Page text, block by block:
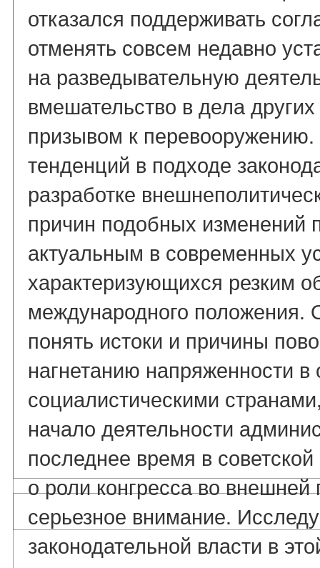
отказался поддерживать
отменять совсем недавно
на разведывательную
вмешательство в дела
призывом к перевооружению.
тенденций в подходе
разработке
причин подобных изменений
актуальным в современных
характеризующихся резким
международного
понять истоки и причины
нагнетанию напряженности
социалистическими
начало деятельности
последнее время в
о роли конгресса во
серьезное внимание.
законодательной власти в